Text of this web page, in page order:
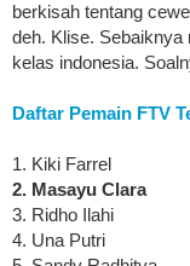
berkisah tentang
deh. Klise. Sebaiknya
kelas indonesia.
Daftar Pemain FTV
1. Kiki Farrel
2. Masayu Clara
3. Ridho Ilahi
4. Una Putri